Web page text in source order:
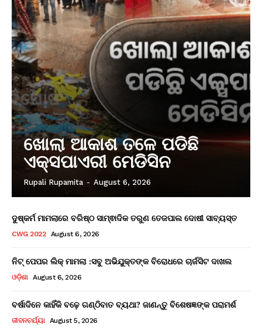
ଖୋଲା ଆକାଶ ତଳେ ପଡିଛି
ଏକ୍ସପାଏରୀ ମେଡିସିନ
Rupali Rupamita - August 6, 2026
ଦୁଷ୍କର୍ମ ମାମଲାରେ ବରିଷ୍ଠ ସାମ୍ଵାଦିକ ତରୁଣ ତେଜପାଲ ଦୋଷୀ ସାବ୍ୟସ୍ତ
CWG 2022 August 6, 2026
ନିଟ୍ ପେପର ଲିକ୍ ମାମଲା :ସବୁ ଅଭିଯୁକ୍ତଙ୍କ ବିରୋଧରେ ଚାର୍ଜସିଟ ଦାଖଲ
ଓଡ଼ିଶା August 6, 2026
ବର୍ଷାଦିନେ କାହିଁକି ବଢ଼େ ଗଣ୍ଠିବାତ ବ୍ୟଥା? ଜାଣନ୍ତୁ ବିଶେଷଜ୍ଞଙ୍କ ପରାମର୍ଶ
ଜୀବନଚର୍ଯ୍ୟା August 5, 2026